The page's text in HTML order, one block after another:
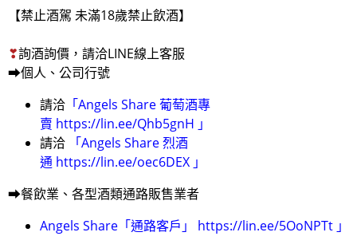
【禁止酒駕 未滿18歲禁止飲酒】
❣詢酒詢價，請洽LINE線上客服
➡個人、公司行號
請洽 「Angels Share 葡萄酒專
賣 https://lin.ee/Qhb5gnH 」
請洽
「Angels Share 烈酒
通 https://lin.ee/oec6DEX 」
➡餐飲業、各型酒類通路販售業者
Angels Share「通路客戶」
https://lin.ee/5OoNPTt 」